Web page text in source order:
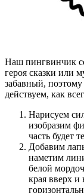
Наш пингвинчик
героя сказки или
забавный,
действуем, как
Нарисуем
изобразим
часть будет
Добавим
наметим
белой
края вверх